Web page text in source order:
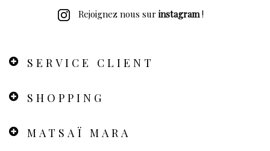
Rejoignez nous sur instagram!
SERVICE CLIENT
SHOPPING
MATSAÏ MARA